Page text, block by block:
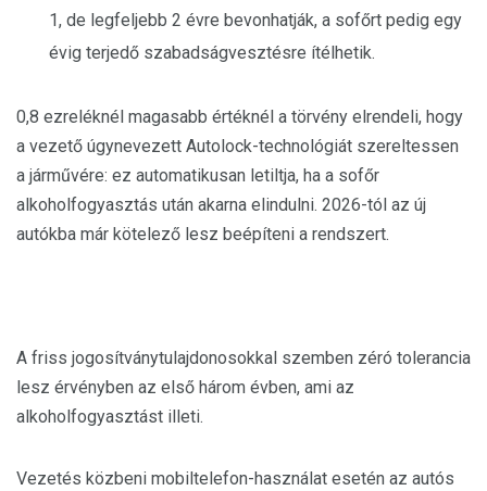
1, de legfeljebb 2 évre bevonhatják, a sofőrt pedig egy
évig terjedő szabadságvesztésre ítélhetik.
0,8 ezreléknél magasabb értéknél a törvény elrendeli, hogy
a vezető úgynevezett Autolock-technológiát szereltessen
a járművére: ez automatikusan letiltja, ha a sofőr
alkoholfogyasztás után akarna elindulni. 2026-tól az új
autókba már kötelező lesz beépíteni a rendszert.
A friss jogosítványtulajdonosokkal szemben zéró tolerancia
lesz érvényben az első három évben, ami az
alkoholfogyasztást illeti.
Vezetés közbeni mobiltelefon-használat esetén az autós